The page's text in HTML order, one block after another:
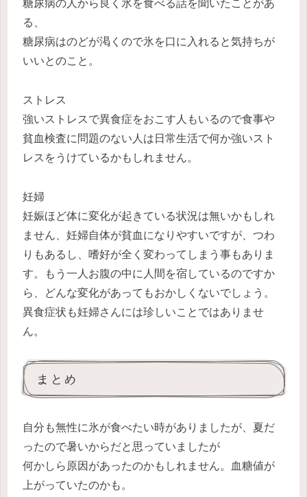
糖尿病の人から良く氷を食べる話を聞いたことがあ
る、
糖尿病はのどが渇くので氷を口に入れると気持ちが
いいとのこと。
ストレス
強いストレスで異食症をおこす人もいるので食事や
貧血検査に問題のない人は日常生活で何か強いスト
レスをうけているかもしれません。
妊婦
妊娠ほど体に変化が起きている状況は無いかもしれ
ません、妊婦自体が貧血になりやすいですが、つわ
りもあるし、嗜好が全く変わってしまう事もありま
す。もう一人お腹の中に人間を宿しているのですか
ら、どんな変化があってもおかしくないでしょう。
異食症状も妊婦さんには珍しいことではありませ
ん。
まとめ
自分も無性に氷が食べたい時がありましたが、夏だ
ったので暑いからだと思っていましたが
何かしら原因があったのかもしれません。血糖値が
上がっていたのかも。